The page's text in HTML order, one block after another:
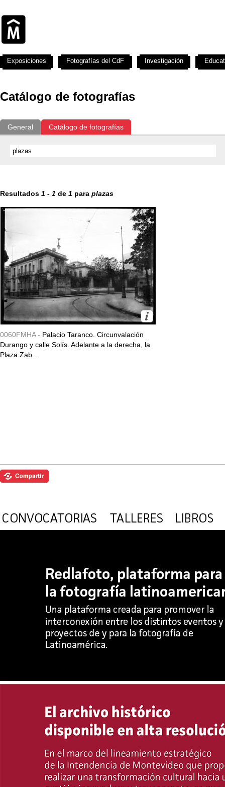
Catálogo de fotografías
General Catálogo de fotografías
Resultados 1 - 1 de 1 para plazas
0060FMHA - Palacio Taranco. Circunvalación
Durango y calle Solís. Adelante a la derecha, la
Plaza Zab...
Exposiciones Fotografías del CdF Investigación